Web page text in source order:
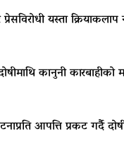
यस्ता
कानुनी कारबाहीको
आपत्ति प्रकट गर्दै